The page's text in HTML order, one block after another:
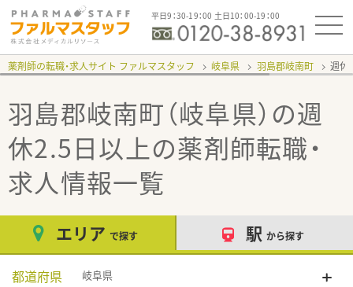
平日9：30-19：00 土日10：00-19：00
薬剤師の転職・求人サイト ファルマスタッフ 岐阜県 羽島郡岐南町 週休
羽島郡岐南町（岐阜県）の週
休2.5日以上の薬剤師転職・
求人情報一覧
エリア で探す 駅 から探す
都道府県 岐阜県